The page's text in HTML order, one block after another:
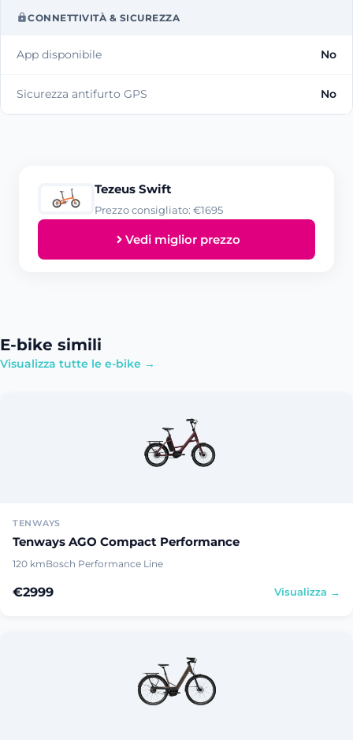
CONNETTIVITÀ & SICUREZZA
App disponibile No
Sicurezza antifurto GPS No
Tezeus Swift
Prezzo consigliato: €1695
Vedi miglior prezzo
E-bike simili
Visualizza tutte le e-bike →
TENWAYS
Tenways AGO Compact Performance
120 kmBosch Performance Line
€2999 Visualizza →